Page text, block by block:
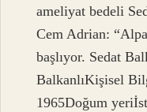
ameliyat bedeli
Cem Adrian:
başlıyor. Sedat
BalkanlıKişisel
1965Doğum